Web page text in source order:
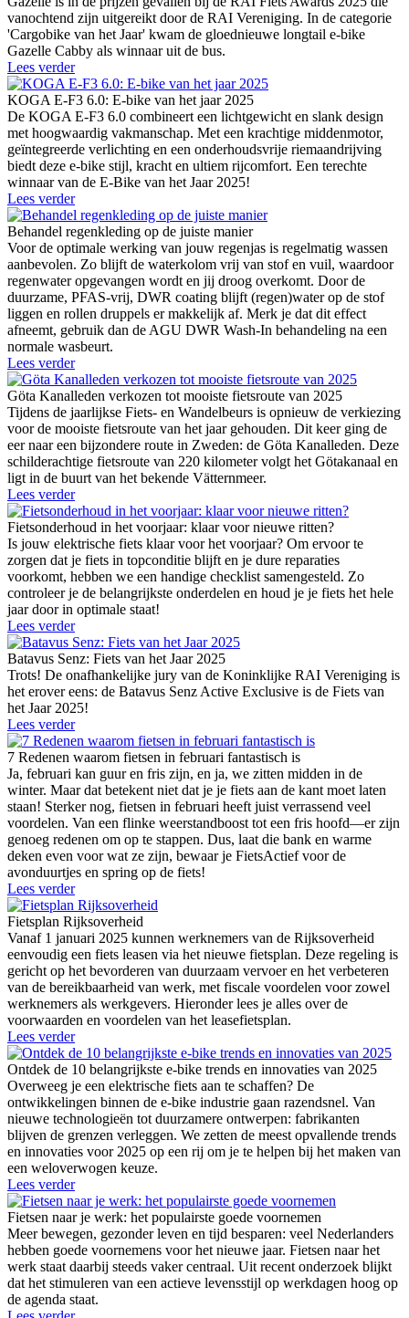
vanochtend zijn uitgereikt door de RAI Vereniging. In de categorie
'Cargobike van het Jaar' kwam de gloednieuwe longtail e-bike
Gazelle Cabby als winnaar uit de bus.
Lees verder
KOGA E-F3 6.0: E-bike van het jaar 2025
De KOGA E-F3 6.0 combineert een lichtgewicht en slank design
met hoogwaardig vakmanschap. Met een krachtige middenmotor,
geïntegreerde verlichting en een onderhoudsvrije riemaandrijving
biedt deze e-bike stijl, kracht en ultiem rijcomfort. Een terechte
winnaar van de E-Bike van het Jaar 2025!
Lees verder
Behandel regenkleding op de juiste manier
Voor de optimale werking van jouw regenjas is regelmatig wassen
aanbevolen. Zo blijft de waterkolom vrij van stof en vuil, waardoor
regenwater opgevangen wordt en jij droog overkomt. Door de
duurzame, PFAS-vrij, DWR coating blijft (regen)water op de stof
liggen en rollen druppels er makkelijk af. Merk je dat dit effect
afneemt, gebruik dan de AGU DWR Wash-In behandeling na een
normale wasbeurt.
Lees verder
Göta Kanalleden verkozen tot mooiste fietsroute van 2025
Tijdens de jaarlijkse Fiets- en Wandelbeurs is opnieuw de verkiezing
voor de mooiste fietsroute van het jaar gehouden. Dit keer ging de
eer naar een bijzondere route in Zweden: de Göta Kanalleden. Deze
schilderachtige fietsroute van 220 kilometer volgt het Götakanaal en
ligt in de buurt van het bekende Vätternmeer.
Lees verder
Fietsonderhoud in het voorjaar: klaar voor nieuwe ritten?
Is jouw elektrische fiets klaar voor het voorjaar? Om ervoor te
zorgen dat je fiets in topconditie blijft en je dure reparaties
voorkomt, hebben we een handige checklist samengesteld. Zo
controleer je de belangrijkste onderdelen en houd je je fiets het hele
jaar door in optimale staat!
Lees verder
Batavus Senz: Fiets van het Jaar 2025
Trots! De onafhankelijke jury van de Koninklijke RAI Vereniging is
het erover eens: de Batavus Senz Active Exclusive is de Fiets van
het Jaar 2025!
Lees verder
7 Redenen waarom fietsen in februari fantastisch is
Ja, februari kan guur en fris zijn, en ja, we zitten midden in de
winter. Maar dat betekent niet dat je je fiets aan de kant moet laten
staan! Sterker nog, fietsen in februari heeft juist verrassend veel
voordelen. Van een flinke weerstandboost tot een fris hoofd—er zijn
genoeg redenen om op te stappen. Dus, laat die bank en warme
deken even voor wat ze zijn, bewaar je FietsActief voor de
avonduurtjes en spring op de fiets!
Lees verder
Fietsplan Rijksoverheid
Vanaf 1 januari 2025 kunnen werknemers van de Rijksoverheid
eenvoudig een fiets leasen via het nieuwe fietsplan. Deze regeling is
gericht op het bevorderen van duurzaam vervoer en het verbeteren
van de bereikbaarheid van werk, met fiscale voordelen voor zowel
werknemers als werkgevers. Hieronder lees je alles over de
voorwaarden en voordelen van het leasefietsplan.
Lees verder
Ontdek de 10 belangrijkste e-bike trends en innovaties van 2025
Overweeg je een elektrische fiets aan te schaffen? De
ontwikkelingen binnen de e-bike industrie gaan razendsnel. Van
nieuwe technologieën tot duurzamere ontwerpen: fabrikanten
blijven de grenzen verleggen. We zetten de meest opvallende trends
en innovaties voor 2025 op een rij om je te helpen bij het maken van
een weloverwogen keuze.
Lees verder
Fietsen naar je werk: het populairste goede voornemen
Meer bewegen, gezonder leven en tijd besparen: veel Nederlanders
hebben goede voornemens voor het nieuwe jaar. Fietsen naar het
werk staat daarbij steeds vaker centraal. Uit recent onderzoek blijkt
dat het stimuleren van een actieve levensstijl op werkdagen hoog op
de agenda staat.